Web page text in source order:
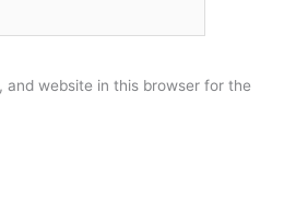
and website in this browser for the